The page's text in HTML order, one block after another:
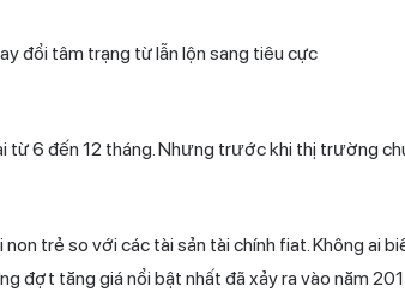
đổi tâm trạng từ lẫn lộn sang tiêu cực
từ 6 đến 12 tháng. Nhưng trước khi thị trường
trẻ so với các tài sản tài chính fiat. Không ai
đợt tăng giá nổi bật nhất đã xảy ra vào năm